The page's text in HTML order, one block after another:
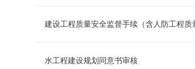
建设工程质量安全监督手续（含人防工程
水工程建设规划同意书审核